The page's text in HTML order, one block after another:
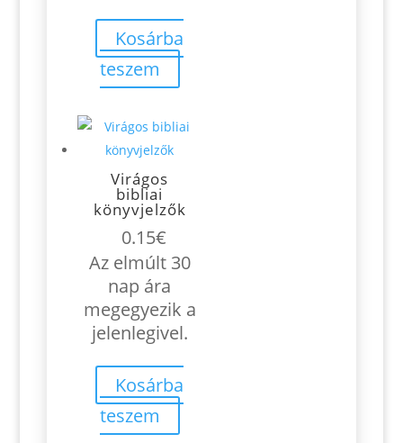
Kosárba
teszem
Virágos
bibliai
könyvjelzők
0.15€
Az elmúlt 30
nap ára
megegyezik a
jelenlegivel.
Kosárba
teszem